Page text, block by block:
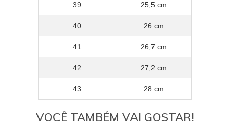
39 25,5 cm
40 26 cm
41 26,7 cm
42 27,2 cm
43 28 cm
VOCÊ TAMBÉM VAI GOSTAR!